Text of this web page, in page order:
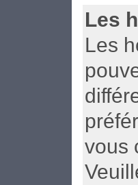
Les
Les
vous